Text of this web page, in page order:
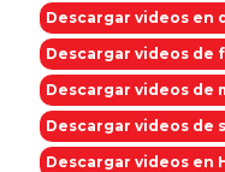
Descargar videos
Descargar videos de
Descargar videos de
Descargar videos de
Descargar videos en